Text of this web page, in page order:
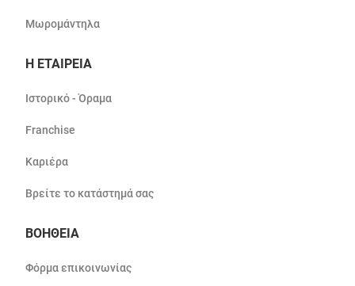
Μωρομάντηλα
Η ΕΤΑΙΡΕΙΑ
Ιστορικό - Όραμα
Franchise
Καριέρα
Βρείτε το κατάστημά σας
ΒΟΗΘΕΙΑ
Φόρμα επικοινωνίας